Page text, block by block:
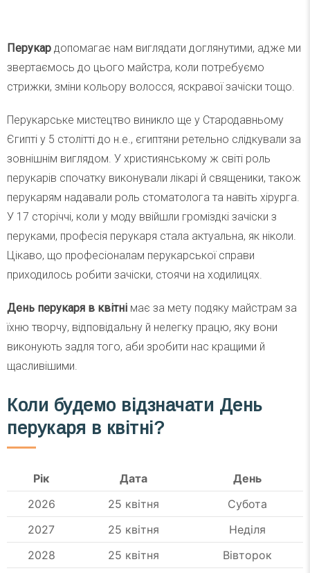
Перукар допомагає нам виглядати доглянутими, адже ми
звертаємось до цього майстра, коли потребуємо
стрижки, зміни кольору волосся, яскравої зачіски тощо.
Перукарське мистецтво виникло ще у Стародавньому
Єгипті у 5 столітті до н.е., єгиптяни ретельно слідкували за
зовнішнім виглядом. У християнському ж світі роль
перукарів спочатку виконували лікарі й священики, також
перукарям надавали роль стоматолога та навіть хірурга.
У 17 сторіччі, коли у моду ввійшли громіздкі зачіски з
перуками, професія перукаря стала актуальна, як ніколи.
Цікаво, що професіоналам перукарської справи
приходилось робити зачіски, стоячи на ходилицях.
День перукаря в квітні має за мету подяку майстрам за
їхню творчу, відповідальну й нелегку працю, яку вони
виконують задля того, аби зробити нас кращими й
щасливішими.
Коли будемо відзначати День
перукаря в квітні?
Рік Дата
День
2026
25 квітня
Субота
2027
25 квітня
Неділя
2028
25 квітня
Вівторок